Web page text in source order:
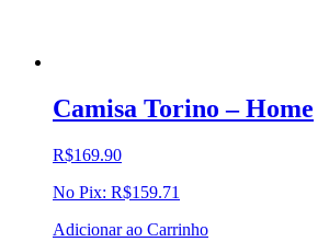
Camisa Torino – Home
R$169.90
No Pix: R$159.71
Adicionar ao Carrinho